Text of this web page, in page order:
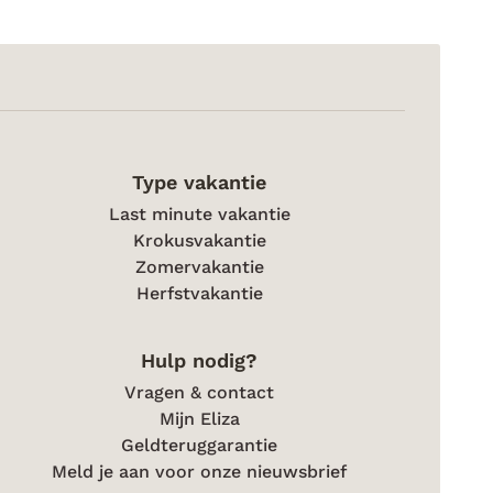
Type vakantie
Last minute vakantie
Krokusvakantie
Zomervakantie
Herfstvakantie
Hulp nodig?
Vragen & contact
Mijn Eliza
Geldteruggarantie
Meld je aan voor onze nieuwsbrief